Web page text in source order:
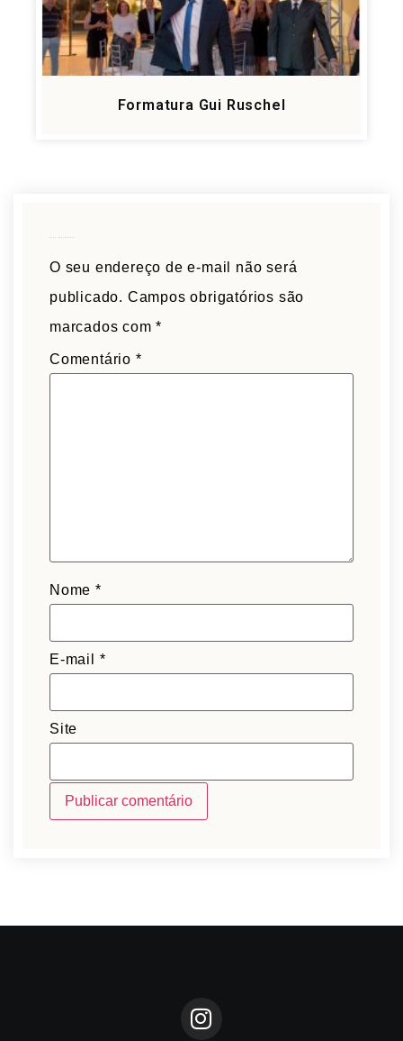
Formatura Gui Ruschel
O seu endereço de e-mail não será
publicado. Campos obrigatórios são
marcados com*
Comentário *
Nome *
E-mail *
Site